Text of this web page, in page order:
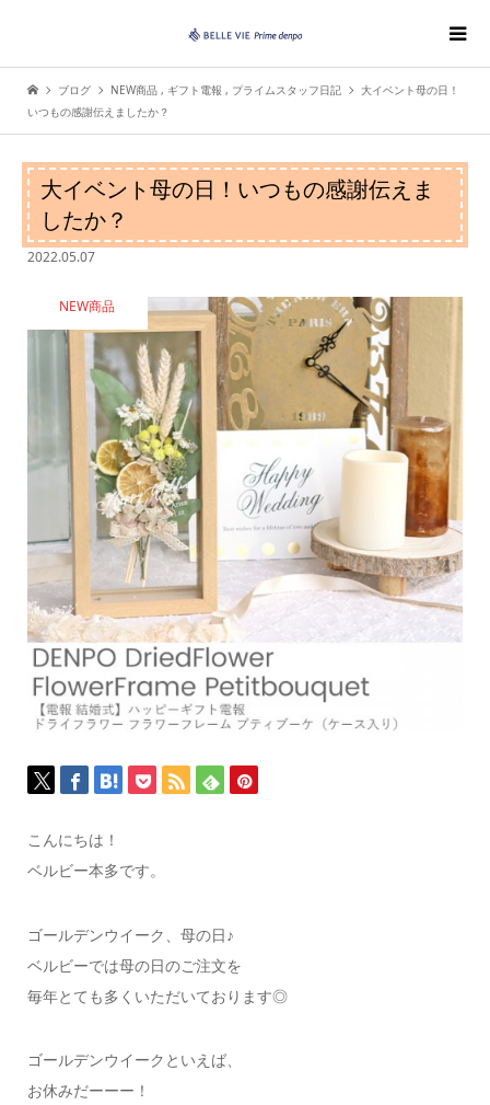
ブログ NEW商品 , ギフト電報 , プライムスタッフ日記
大イベント母の日！
いつもの感謝伝えましたか？
大イベント母の日！いつもの感謝伝えま
したか？
2022.05.07
NEW商品
こんにちは！
ベルビー本多です。
ゴールデンウイーク、母の日♪
ベルビーでは母の日のご注文を
毎年とても多くいただいております◎
ゴールデンウイークといえば、
お休みだーーー！